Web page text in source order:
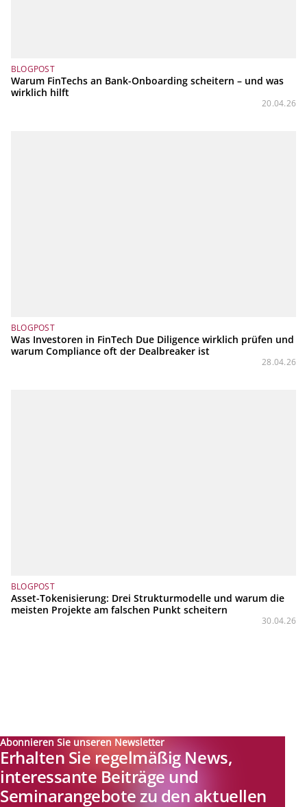
BLOGPOST
Warum FinTechs an Bank-Onboarding scheitern – und was
wirklich hilft
20.04.26
BLOGPOST
Was Investoren in FinTech Due Diligence wirklich prüfen und
warum Compliance oft der Dealbreaker ist
28.04.26
BLOGPOST
Asset-Tokenisierung: Drei Strukturmodelle und warum die
meisten Projekte am falschen Punkt scheitern
30.04.26
Abonnieren Sie unseren Newsletter
Erhalten Sie regelmäßig News,
interessante Beiträge und
Seminarangebote zu den aktuellen